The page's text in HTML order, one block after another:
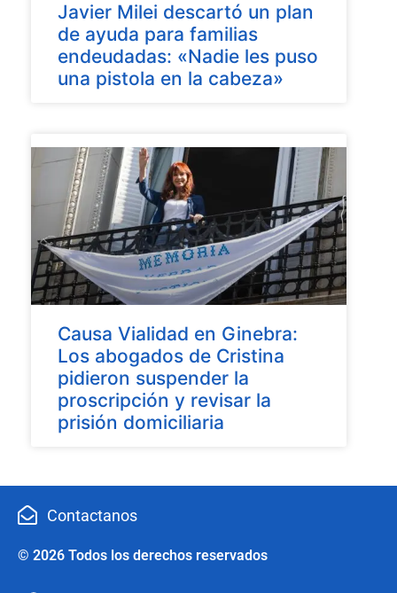
Javier Milei descartó un plan
de ayuda para familias
endeudadas: «Nadie les puso
una pistola en la cabeza»
Causa Vialidad en Ginebra:
Los abogados de Cristina
pidieron suspender la
proscripción y revisar la
prisión domiciliaria
Contactanos
© 2026 Todos los derechos reservados